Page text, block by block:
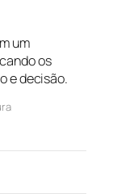
um
os
e decisão.